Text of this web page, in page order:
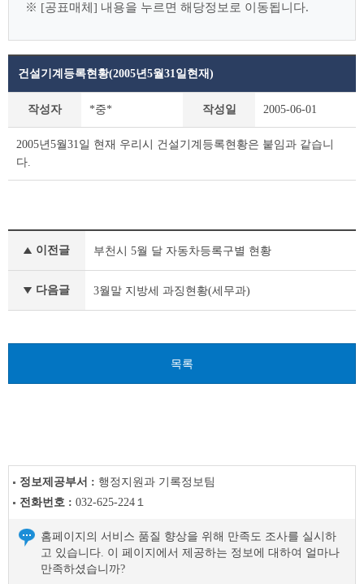
※ [공표매체] 내용을 누르면 해당정보로 이동됩니다.
보
공
표
조
건설기계등록현황(2005년5월31일현재)
작성자 *중* 작성일 2005-06-01
2005년5월31일 현재 우리시 건설기계등록현황은 붙임과 같습니
다.
정
다
이전글 부천시 5월 달 자동차등록구별 현황
다음글 3월말 지방세 과징현황(세무과)
목록
정보제공부서 : 행정지원과 기록정보팀
전화번호 : 032-625-224１
홈페이지의 서비스 품질 향상을 위해 만족도 조사를 실시하
고 있습니다. 이 페이지에서 제공하는 정보에 대하여 얼마나
만족하셨습니까?